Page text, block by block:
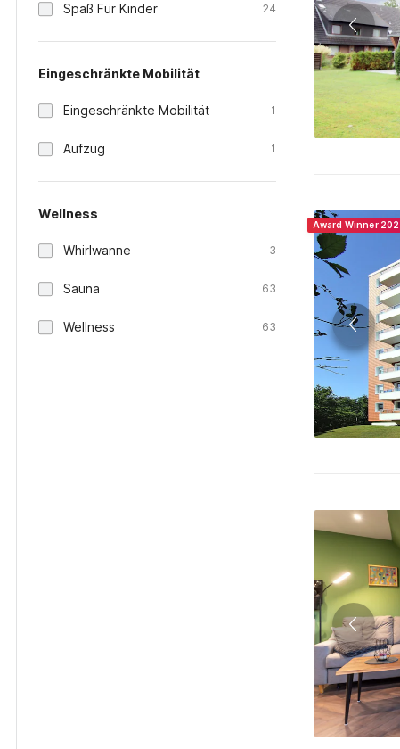
Spaß Für Kinder 24
Eingeschränkte Mobilität
Eingeschränkte Mobilität 1
Aufzug 1
Wellness
Whirlwanne 3
Sauna 63
Wellness 63
Award Winner